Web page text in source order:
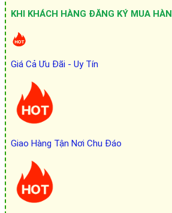
KHI KHÁCH HÀNG ĐĂNG KÝ MUA
Giá Cả Ưu Đãi - Uy Tín
Giao Hàng Tận Nơi Chu Đáo